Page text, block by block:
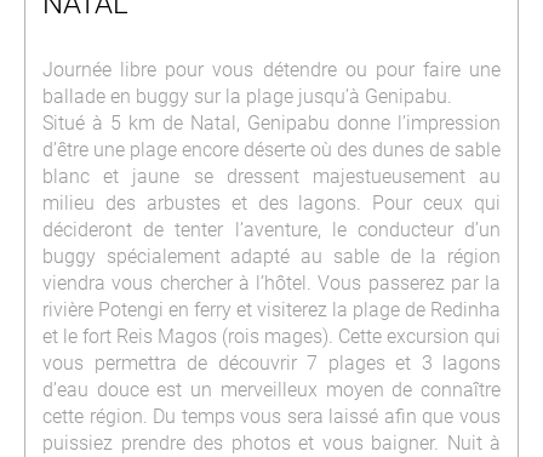
Journée libre pour vous détendre ou pour faire une
ballade en buggy sur la plage jusqu’à Genipabu.
Situé à 5 km de Natal, Genipabu donne l’impression
d’être une plage encore déserte où des dunes de sable
blanc et jaune se dressent majestueusement au
milieu des arbustes et des lagons. Pour ceux qui
décideront de tenter l’aventure, le conducteur d’un
buggy spécialement adapté au sable de la région
viendra vous chercher à l’hôtel. Vous passerez par la
rivière Potengi en ferry et visiterez la plage de Redinha
et le fort Reis Magos (rois mages). Cette excursion qui
vous permettra de découvrir 7 plages et 3 lagons
d’eau douce est un merveilleux moyen de connaître
cette région. Du temps vous sera laissé afin que vous
puissiez prendre des photos et vous baigner. Nuit à